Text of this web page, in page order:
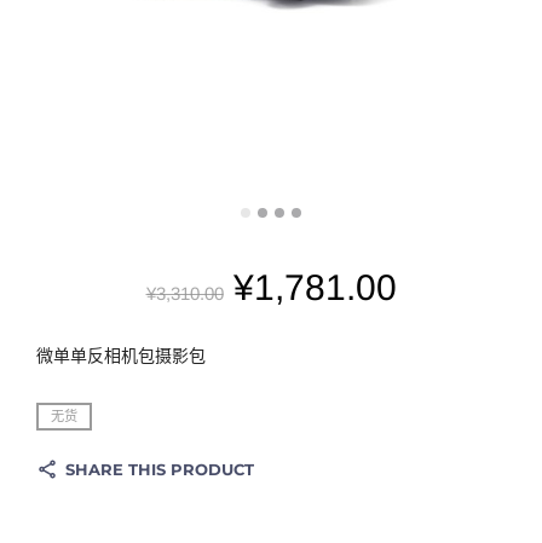
¥3,310.00 ¥1,781.00
微单单反相机包摄影包
无货
SHARE THIS PRODUCT